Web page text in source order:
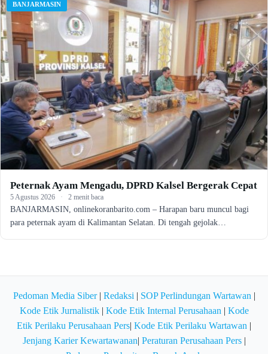
BANJARMASIN
Peternak Ayam Mengadu, DPRD Kalsel Bergerak Cepat
5 Agustus 2026 · 2 menit baca
BANJARMASIN, onlinekoranbarito.com – Harapan baru muncul bagi
para peternak ayam di Kalimantan Selatan. Di tengah gejolak…
Pedoman Media Siber| Redaksi | SOP Perlindungan Wartawan |
Kode Etik Jurnalistik| Kode Etik Internal Perusahaan | Kode
Etik Perilaku Perusahaan Pers| Kode Etik Perilaku Wartawan |
Jenjang Karier Kewartawanan| Peraturan Perusahaan Pers|